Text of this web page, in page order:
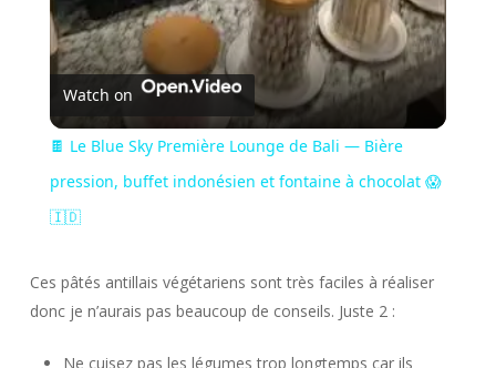
Watch on
🍫 Le Blue Sky Première Lounge de Bali — Bière
pression, buffet indonésien et fontaine à chocolat 😱
🇮🇩
Ces pâtés antillais végétariens sont très faciles à réaliser
donc je n’aurais pas beaucoup de conseils. Juste 2 :
Ne cuisez pas les légumes trop longtemps car ils